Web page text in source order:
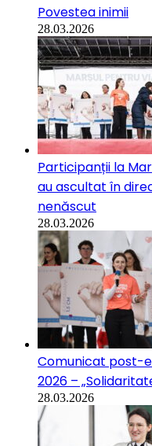
Povestea inimii
28.03.2026
Participanții la
au ascultat în
nenăscut
28.03.2026
Comunicat post-
2026 –
28.03.2026